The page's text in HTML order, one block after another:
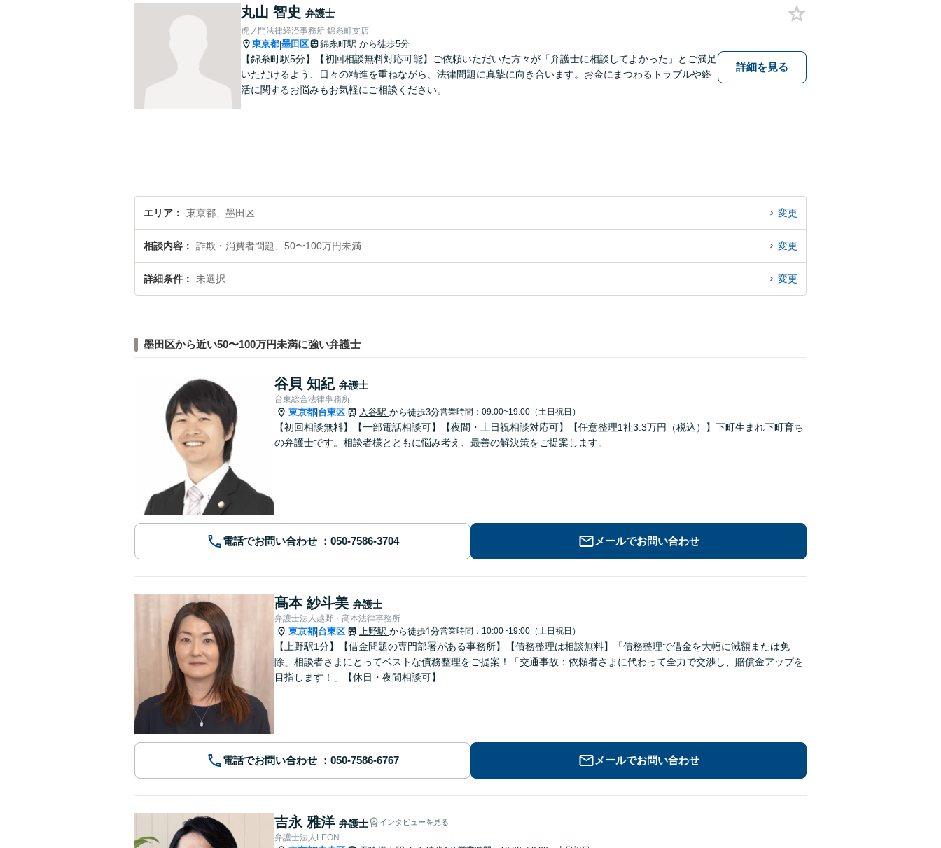
丸山 智史 弁護士
虎ノ門法律経済事務所 錦糸町支店
東京都|墨田区 錦糸町駅 から徒歩5分
【錦糸町駅5分】【初回相談無料対応可能】ご依頼いただいた方々が「弁護士に相談してよかった」とご満足
いただけるよう、日々の精進を重ねながら、法律問題に真摯に向き合います。お金にまつわるトラブルや終
活に関するお悩みもお気軽にご相談ください。
詳細を見る
エリア 東京都、墨田区 変更
相談内容 詐欺・消費者問題、50〜100万円未満 変更
詳細条件 未選択 変更
墨田区から近い50〜100万円未満に強い弁護士
谷貝 知紀 弁護士
台東総合法律事務所
東京都 台東区 入谷駅 から徒歩3分営業時間：09:00~19:00（土日祝日）
【初回相談無料】【一部電話相談可】【夜間・土日祝相談対応可】【任意整理1社3.3万円（税込）】下町生まれ下町育ち
の弁護士です。相談者様とともに悩み考え、最善の解決策をご提案します。
電話でお問い合わせ メールでお問い合わせ
髙本 紗斗美 弁護士
弁護士法人越野・髙本法律事務所
東京都 台東区 上野駅 から徒歩1分営業時間：10:00~19:00（土日祝日）
【上野駅1分】【借金問題の専門部署がある事務所】【債務整理は相談無料】「債務整理で借金を大幅に減額または免
除」相談者さまにとってベストな債務整理をご提案！「交通事故：依頼者さまに代わって全力で交渉し、賠償金アップを
目指します！」【休日・夜間相談可】
電話でお問い合わせ メールでお問い合わせ
吉永 雅洋 弁護士 インタビューを見る
弁護士法人LEON